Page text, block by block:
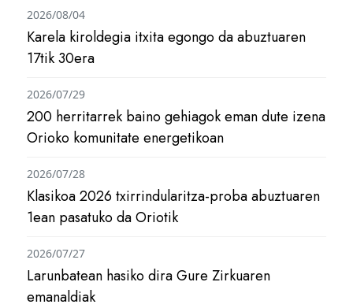
Karela kiroldegia itxita egongo da abuztuaren
17tik 30era
2026/08/04
200 herritarrek baino gehiagok eman dute izena
Orioko komunitate energetikoan
2026/07/29
Klasikoa 2026 txirrindularitza-proba abuztuaren
1ean pasatuko da Oriotik
2026/07/28
Larunbatean hasiko dira Gure Zirkuaren
emanaldiak
2026/07/27